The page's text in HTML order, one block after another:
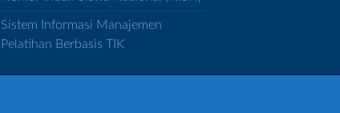
Sistem Informasi Manajemen
Pelatihan Berbasis TIK